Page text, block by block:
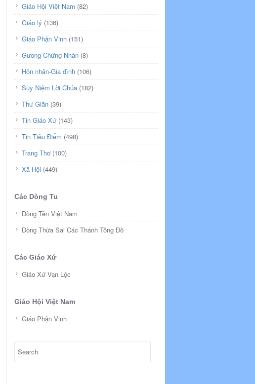
Giáo Hội Việt Nam (82)
Giáo lý (136)
Giáo Phận Vinh (151)
Gương Chứng Nhân (8)
Hôn nhân-Gia đình (106)
Suy Niệm Lời Chúa (182)
Thư Giãn (39)
Tin Giáo Xứ (143)
Tin Tiêu Điểm (498)
Trang Thơ(100)
Xã Hội (449)
Các Dòng Tu
Dòng Tên Việt Nam
Dòng Thừa Sai Các Thánh Tông Đồ
Các Giáo Xứ
Giáo Xứ Vạn Lộc
Giáo Hội Việt Nam
Giáo Phận Vinh